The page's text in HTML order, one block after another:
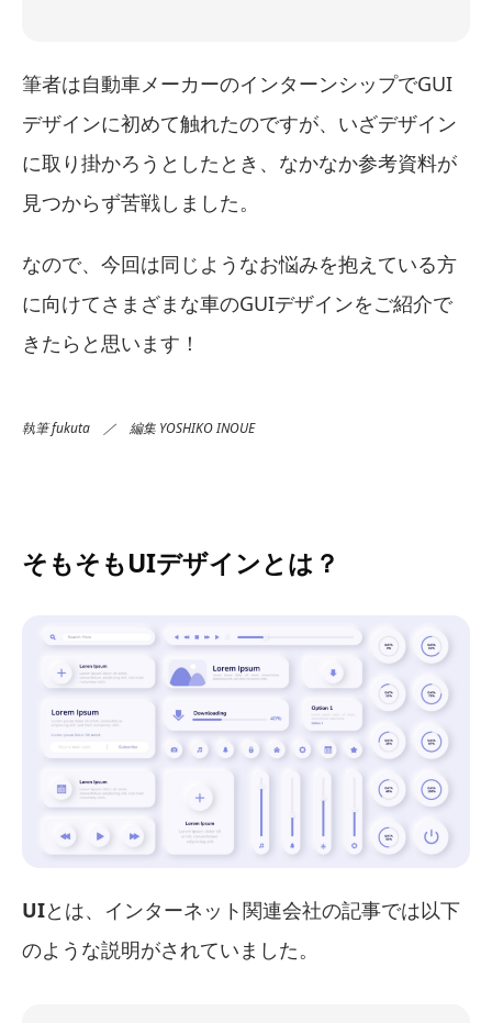
筆者は自動車メーカーのインターンシップでGUI
デザインに初めて触れたのですが、いざデザイン
に取り掛かろうとしたとき、なかなか参考資料が
見つからず苦戦しました。
なので、今回は同じようなお悩みを抱えている方
に向けてさまざまな車のGUIデザインをご紹介で
きたらと思います！
執筆 fukuta ／ 編集 YOSHIKO INOUE
そもそもUIデザインとは？
UIとは、インターネット関連会社の記事では以下
のような説明がされていました。